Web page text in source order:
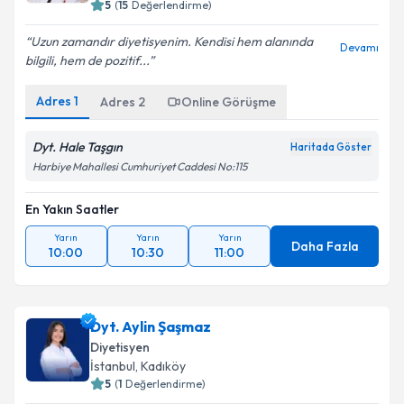
5 (15 Değerlendirme)
Uzun zamandır diyetisyenim. Kendisi hem alanında
bilgili, hem de pozitif...
Devamı
Adres 1 Adres 2 Online Görüşme
Dyt. Hale Taşgın Haritada Göster
Harbiye Mahallesi Cumhuriyet Caddesi No:115
En Yakın Saatler
Yarın
10:00
Yarın
10:30
Yarın
11:00 Daha Fazla
Dyt. Aylin Şaşmaz
Diyetisyen
İstanbul, Kadıköy
5 (1 Değerlendirme)